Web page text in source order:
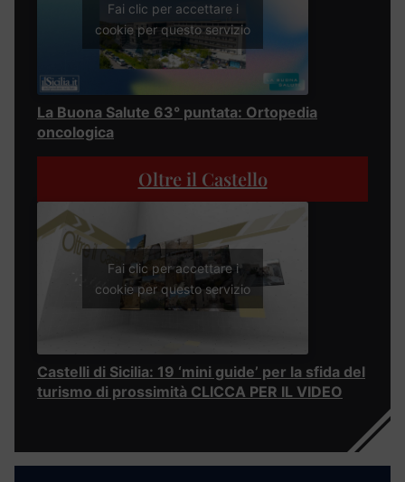
Fai clic per accettare i
cookie per questo servizio
La Buona Salute 63° puntata: Ortopedia
oncologica
Oltre il Castello
Fai clic per accettare i
cookie per questo servizio
Castelli di Sicilia: 19 ‘mini guide’ per la sfida del
turismo di prossimità CLICCA PER IL VIDEO